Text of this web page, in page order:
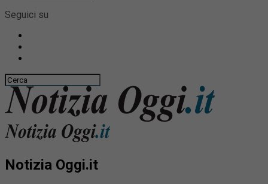
Seguici su
Notizia Oggi.it